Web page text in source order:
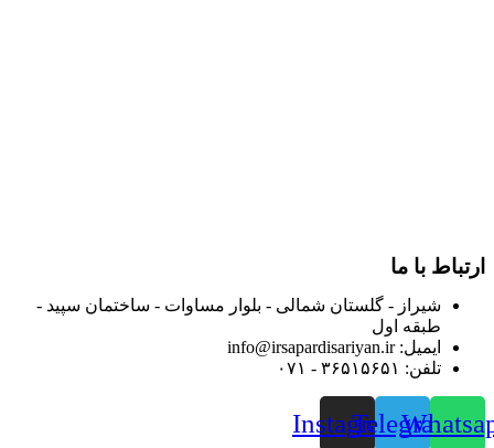
ارتباط با ما
شیراز - گلستان شمالی - بلوار مساوات - ساختمان سپید -
طبقه اول
ایمیل: info@irsapardisariyan.ir
تلفن: ۳۶۵۱۵۶۵۱ - ۰۷۱
Telegram
Instagram